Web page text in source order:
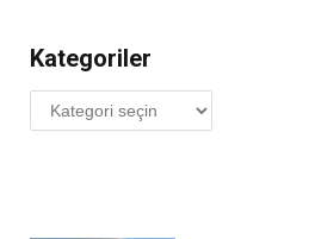
Kategoriler
Kategoriler